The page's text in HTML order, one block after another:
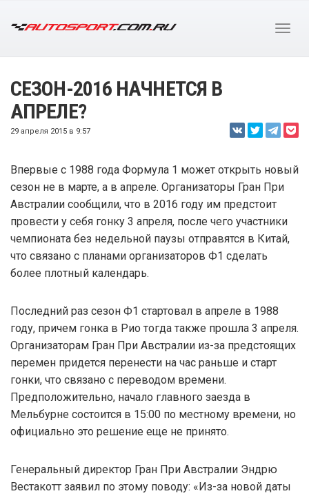
СЕЗОН-2016 НАЧНЕТСЯ В
АПРЕЛЕ?
29 апреля 2015 в 9:57
Впервые с 1988 года Формула 1 может открыть новый
сезон не в марте, а в апреле. Организаторы Гран При
Австралии сообщили, что в 2016 году им предстоит
провести у себя гонку 3 апреля, после чего участники
чемпионата без недельной паузы отправятся в Китай,
что связано с планами организаторов Ф1 сделать
более плотный календарь.
Последний раз сезон Ф1 стартовал в апреле в 1988
году, причем гонка в Рио тогда также прошла 3 апреля.
Организаторам Гран При Австралии из-за предстоящих
перемен придется перенести на час раньше и старт
гонки, что связано с переводом времени.
Предположительно, начало главного заезда в
Мельбурне состоится в 15:00 по местному времени, но
официально это решение еще не принято.
Генеральный директор Гран При Австралии Эндрю
Вестакотт заявил по этому поводу: «Из-за новой даты